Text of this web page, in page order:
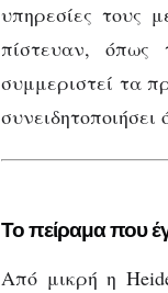
υπηρεσίες τους
πίστευαν,
συμμεριστεί τα
Το πείραμα που
Από μικρή η